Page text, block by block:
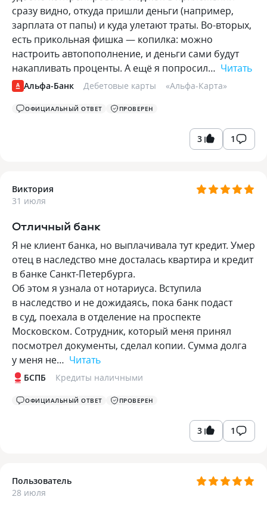
сразу видно, откуда пришли деньги (например,
зарплата от папы) и куда улетают траты. Во-вторых,
есть прикольная фишка — копилка: можно
настроить автопополнение, и деньги сами будут
накапливать проценты. А ещё я попросил… Читать
Альфа-Банк Дебетовые карты «Альфа-Карта»
ОФИЦИАЛЬНЫЙ ОТВЕТ ПРОВЕРЕН
3 1
Виктория
31 июля
Отличный банк
Я не клиент банка, но выплачивала тут кредит. Умер
отец в наследство мне досталась квартира и кредит
в банке Санкт-Петербурга.
Об этом я узнала от нотариуса. Вступила
в наследство и не дожидаясь, пока банк подаст
в суд, поехала в отделение на проспекте
Московском. Сотрудник, который меня принял
посмотрел документы, сделал копии. Сумма долга
у меня не… Читать
БСПБ Кредиты наличными
ОФИЦИАЛЬНЫЙ ОТВЕТ ПРОВЕРЕН
3 1
Пользователь
28 июля